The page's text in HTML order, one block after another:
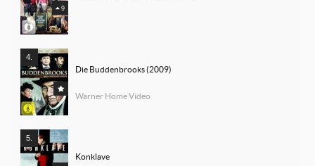
9
Die Buddenbrooks (2009)
Warner Home Video
Konklave